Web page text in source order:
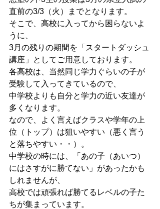
直前の3/3（火）までとなります。
そこで、高校に入ってから困らないよ
うに、
3月の残りの期間を「スタートダッシュ
講座」としてご用意しております。
各高校は、当然同じ学力ぐらいの子が
受験して入ってきているので、
中学校よりも自分と学力の近い友達が
多くなります。
なので、よく言えばクラスや学年の上
位（トップ）は狙いやすい（悪く言う
と落ちやすい・・）。
中学校の時には、「あの子（あいつ）
にはさすがに勝てない」があったかも
しれませんが、
高校では頑張れば勝てるレベルの子た
ちが集まっています。